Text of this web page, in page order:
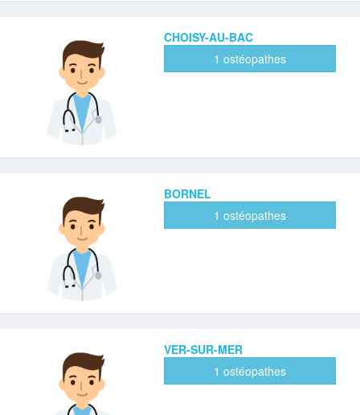
CHOISY-AU-BAC
1 ostéopathes
BORNEL
1 ostéopathes
VER-SUR-MER
1 ostéopathes